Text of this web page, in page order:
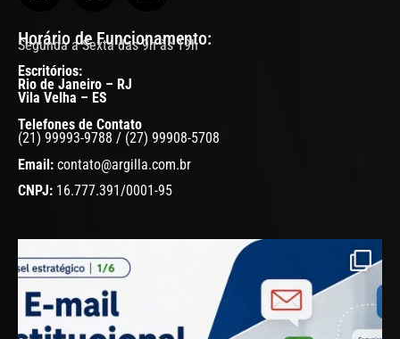
Horário de Funcionamento:
Segunda a Sexta das 9h às 19h
Escritórios:
Rio de Janeiro – RJ
Vila Velha – ES
Telefones de Contato
(21) 99993-9788 / (27) 99908-5708
Email: contato@argilla.com.br
CNPJ: 16.777.391/0001-95